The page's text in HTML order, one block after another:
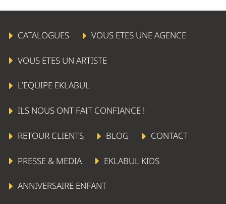
CATALOGUES VOUS ETES UNE AGENCE
VOUS ETES UN ARTISTE
L’EQUIPE EKLABUL
ILS NOUS ONT FAIT CONFIANCE !
RETOUR CLIENTS BLOG CONTACT
PRESSE & MEDIA EKLABUL KIDS
ANNIVERSAIRE ENFANT